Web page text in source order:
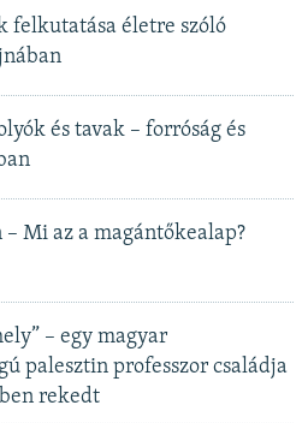
felkutatása életre szóló
és tavak – forróság és
– Mi az a magántőkealap?
– egy magyar
palesztin professzor családja
rekedt